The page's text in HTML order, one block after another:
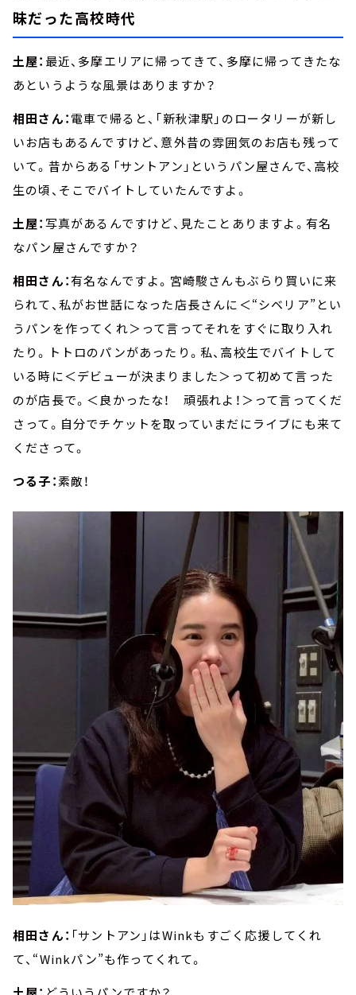
昧だった高校時代
土屋： 最近、多摩エリアに帰ってきて、多摩に帰ってきたな
あというような風景はありますか？
相田さん：電車で帰ると、「新秋津駅」のロータリーが新し
いお店もあるんですけど、意外昔の雰囲気のお店も残って
いて。昔からある「サントアン」というパン屋さんで、高校
生の頃、そこでバイトしていたんですよ。
土屋：写真があるんですけど、見たことありますよ。有名
なパン屋さんですか？
相田さん：有名なんですよ。宮崎駿さんもぶらり買いに来
られて、私がお世話になった店長さんに＜“シベリア”とい
うパンを作ってくれ＞って言ってそれをすぐに取り入れ
たり。トトロのパンがあったり。私、高校生でバイトして
いる時に＜デビューが決まりました＞って初めて言った
のが店長で。＜良かったな！ 頑張れよ！＞って言ってくだ
さって。自分でチケットを取っていまだにライブにも来て
くださって。
つる子：素敵！
相田さん： 「サントアン」はWinkもすごく応援してくれ
て、“Winkパン”も作ってくれて。